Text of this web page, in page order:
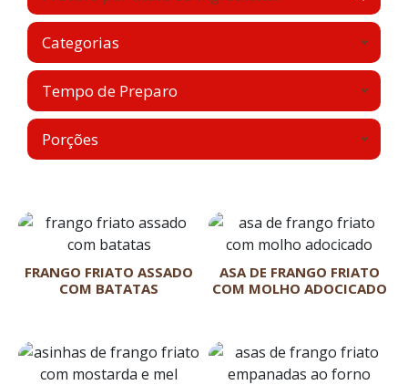
Categorias
Tempo de Preparo
Porções
FRANGO FRIATO ASSADO
COM BATATAS
ASA DE FRANGO FRIATO
COM MOLHO ADOCICADO